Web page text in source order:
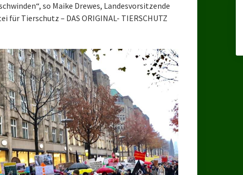
so Maike Drewes, Landesvorsitzende
für Tierschutz – DAS ORIGINAL- TIERSCHUTZ